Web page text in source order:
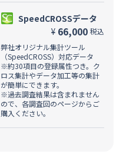
SpeedCROSSデータ
¥ 66,000 税込
弊社オリジナル集計ツール
（SpeedCROSS）対応データ
※約30項目の登録属性つき。ク
ロス集計やデータ加工等の集計
が簡単にできます。
※過去調査結果は含まれません
ので、各調査回のページからご
購入ください。